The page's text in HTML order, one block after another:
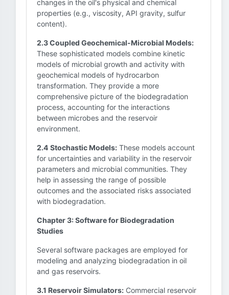
changes in the oil's physical and chemical
properties (e.g., viscosity, API gravity, sulfur
content).
2.3 Coupled Geochemical-Microbial Models:
These sophisticated models combine kinetic
models of microbial growth and activity with
geochemical models of hydrocarbon
transformation. They provide a more
comprehensive picture of the biodegradation
process, accounting for the interactions
between microbes and the reservoir
environment.
2.4 Stochastic Models: These models account
for uncertainties and variability in the reservoir
parameters and microbial communities. They
help in assessing the range of possible
outcomes and the associated risks associated
with biodegradation.
Chapter 3: Software for Biodegradation
Studies
Several software packages are employed for
modeling and analyzing biodegradation in oil
and gas reservoirs.
3.1 Reservoir Simulators: Commercial reservoir